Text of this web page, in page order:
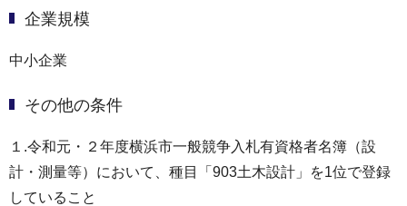
企業規模
中小企業
その他の条件
１.令和元・２年度横浜市一般競争入札有資格者名簿（設
計・測量等）において、種目「903土木設計」を1位で登録
していること